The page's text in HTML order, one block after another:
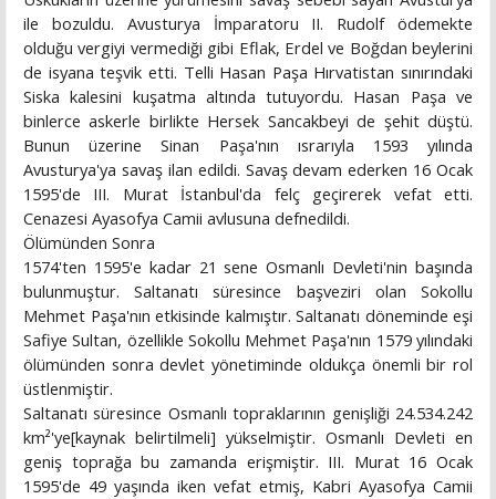
ile bozuldu. Avusturya İmparatoru II. Rudolf ödemekte
olduğu vergiyi vermediği gibi Eflak, Erdel ve Boğdan beylerini
de isyana teşvik etti. Telli Hasan Paşa Hırvatistan sınırındaki
Siska kalesini kuşatma altında tutuyordu. Hasan Paşa ve
binlerce askerle birlikte Hersek Sancakbeyi de şehit düştü.
Bunun üzerine Sinan Paşa'nın ısrarıyla 1593 yılında
Avusturya'ya savaş ilan edildi. Savaş devam ederken 16 Ocak
1595'de III. Murat İstanbul'da felç geçirerek vefat etti.
Cenazesi Ayasofya Camii avlusuna defnedildi.
Ölümünden Sonra
1574'ten 1595'e kadar 21 sene Osmanlı Devleti'nin başında
bulunmuştur. Saltanatı süresince başveziri olan Sokollu
Mehmet Paşa'nın etkisinde kalmıştır. Saltanatı döneminde eşi
Safiye Sultan, özellikle Sokollu Mehmet Paşa'nın 1579 yılındaki
ölümünden sonra devlet yönetiminde oldukça önemli bir rol
üstlenmiştir.
Saltanatı süresince Osmanlı topraklarının genişliği 24.534.242
km²'ye[kaynak belirtilmeli] yükselmiştir. Osmanlı Devleti en
geniş toprağa bu zamanda erişmiştir. III. Murat 16 Ocak
1595'de 49 yaşında iken vefat etmiş, Kabri Ayasofya Camii